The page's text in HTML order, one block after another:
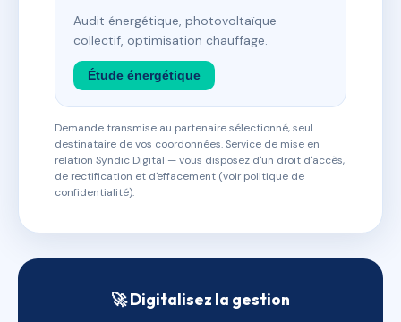
Audit énergétique, photovoltaïque
collectif, optimisation chauffage.
Étude énergétique
Demande transmise au partenaire sélectionné, seul
destinataire de vos coordonnées. Service de mise en
relation Syndic Digital — vous disposez d'un droit d'accès,
de rectification et d'effacement (voir politique de
confidentialité).
🚀 Digitalisez la gestion